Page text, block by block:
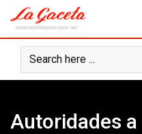
content
Autoridades a